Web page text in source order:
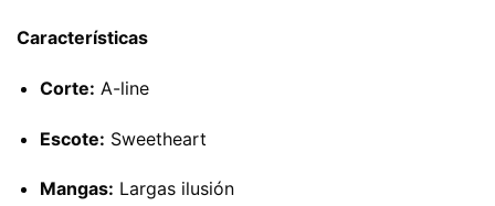
Características
Corte: A-line
Escote: Sweetheart
Mangas: Largas ilusión